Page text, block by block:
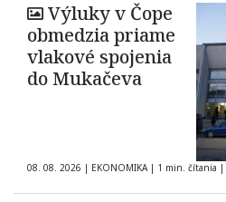
Výluky v Čope
obmedzia priame
vlakové spojenia
do Mukačeva
08. 08. 2026 | EKONOMIKA | 1 min. čítania |